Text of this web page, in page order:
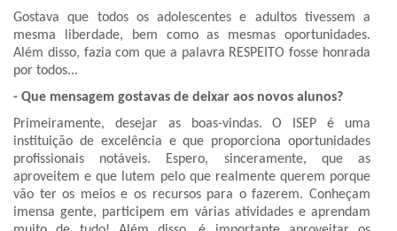
Gostava que todos os adolescentes e adultos tivessem a
mesma liberdade, bem como as mesmas oportunidades.
Além disso, fazia com que a palavra RESPEITO fosse honrada
por todos...
- Que mensagem gostavas de deixar aos novos alunos?
Primeiramente, desejar as boas-vindas. O ISEP é uma
instituição de excelência e que proporciona oportunidades
profissionais notáveis. Espero, sinceramente, que as
aproveitem e que lutem pelo que realmente querem porque
vão ter os meios e os recursos para o fazerem. Conheçam
imensa gente, participem em várias atividades e aprendam